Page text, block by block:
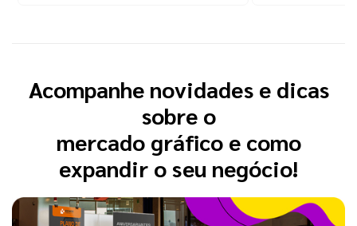
Acompanhe novidades e dicas
sobre o
mercado gráfico e como
expandir o seu negócio!